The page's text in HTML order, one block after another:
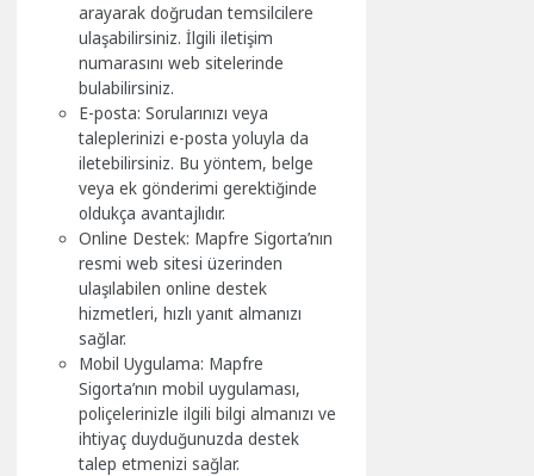
arayarak doğrudan temsilcilere
ulaşabilirsiniz. İlgili iletişim
numarasını web sitelerinde
bulabilirsiniz.
E-posta: Sorularınızı veya
taleplerinizi e-posta yoluyla da
iletebilirsiniz. Bu yöntem, belge
veya ek gönderimi gerektiğinde
oldukça avantajlıdır.
Online Destek: Mapfre Sigorta’nın
resmi web sitesi üzerinden
ulaşılabilen online destek
hizmetleri, hızlı yanıt almanızı
sağlar.
Mobil Uygulama: Mapfre
Sigorta’nın mobil uygulaması,
poliçelerinizle ilgili bilgi almanızı ve
ihtiyaç duyduğunuzda destek
talep etmenizi sağlar.